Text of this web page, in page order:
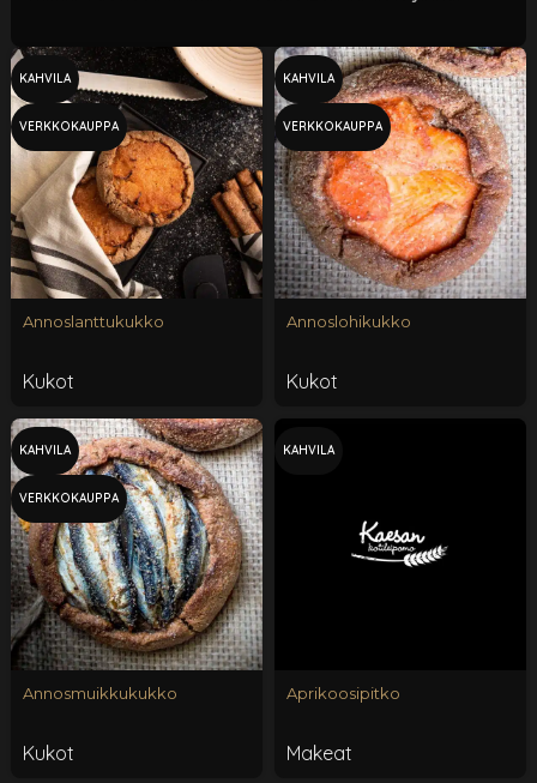
KAHVILA
VERKKOKAUPPA
Annoslanttukukko
Kukot
KAHVILA
VERKKOKAUPPA
Annoslohikukko
Kukot
KAHVILA
VERKKOKAUPPA
Annosmuikkukukko
Kukot
KAHVILA
Aprikoosipitko
Makeat